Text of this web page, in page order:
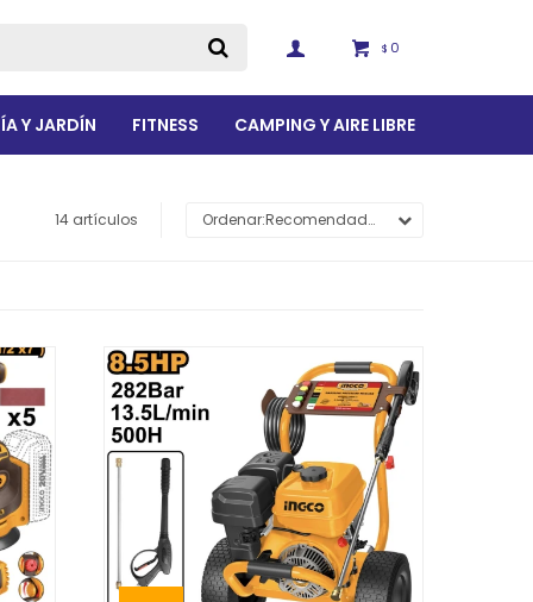
Y JARDÍN FITNESS CAMPING Y AIRE LIBRE
$ 0
14 artículos Recomendados